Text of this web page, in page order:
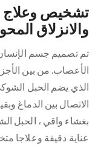
تشخيص وعلاج
والانزلاق
تم تصميم جسم
الأعصاب. من بين
الذي يضم الحبل
الاتصال بين الدماغ
بغشاء واقي ، الحبل
عناية دقيقة وعلاجا